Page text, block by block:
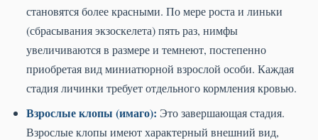
становятся более красными. По мере роста и линьки
(сбрасывания экзоскелета) пять раз, нимфы
увеличиваются в размере и темнеют, постепенно
приобретая вид миниатюрной взрослой особи. Каждая
стадия личинки требует отдельного кормления кровью.
Взрослые клопы (имаго): Это завершающая стадия.
Взрослые клопы имеют характерный внешний вид,